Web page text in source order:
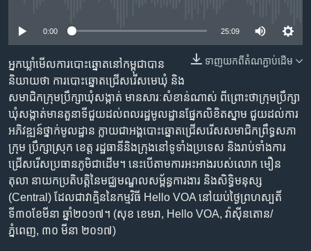
រំលង​
និង​
ចូល​
ទៅ​
កាន់​
ទំព័រ​
ស្វែង​
រក
បណ្តាញ​សង្គម
ភាសា
0:00 25:09
ទាញ​យក​ពី​តំណភ្ជាប់​ដើម
អ្នក​ឃ្លាំ​មើល​ការ​បោះឆ្នោត​នៅ​កម្ពុជា​បាន​
និយាយ​ថា​ ការ​បោះ​ឆ្នោត​ជ្រើស​រើស​មេ​ឃុំ និង​
សមាជិក​ក្រុម​ប្រឹក្សា​ឃុំសង្កាត់​ មាន​សារៈ​សំខាន់​ណាស់​ ពីព្រោះ​ថា​ក្រុម​ប្រឹក្សា​
ឃុំសង្កាត់​មាន​តួនាទី​ជួយ​ដល់​ពលរដ្ឋ​មូលដ្ឋាន​ផ្នែក​លិខិត​ស្នាម ​ជួយ​ដល់​ការ
អភិវឌ្ឍន៍​ថ្នាក់​មូលដ្ឋាន​ ក្លាយជា​អង្គ​បោះឆ្នោត​ជ្រើសរើស​សមាជិក​ព្រឹទ្ធ​សភា​
ក្រុម ប្រឹក្សា​ស្រុក ​ខេត្ត​ រដ្ឋធានី​និងក្រុង​នៅ​ទូទាំង​ប្រទេស​ និង​រាប់​ទាំង​ការ​
ជ្រើសរើស​ប្រធាន​ភូមិ​ជាដើម។​ នេះបើ​តាម​ការ​អះអាង​របស់​លោក​ មឿន
តុលា ​នាយក​ប្រតិបត្តិ​នៃ​មជ្ឈ​មណ្ឌល​សម្ព័ន្ធ​ការងារ​ និង​សិទ្ធិមនុស្ស​
(Central) ​ដែល​ជា​វាគ្មិន​នៃ​កម្មវិធី​ Hello VOA នៅយប់​ថ្ងៃព្រហស្បតិ៍​
ទី៣០​ខែមីនា ​ឆ្នាំ​២០១៧។ (សុខ ខេមរា, Hello VOA, វ៉ាស៊ីនតោន/
ភ្នំពេញ, ៣០ មីនា ២០១៧)